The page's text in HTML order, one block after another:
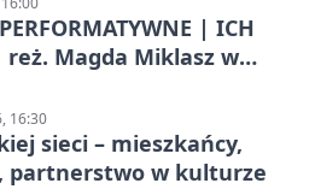
| ICH
reż. Magda Miklasz w
16:30
sieci – mieszkańcy,
partnerstwo w kulturze